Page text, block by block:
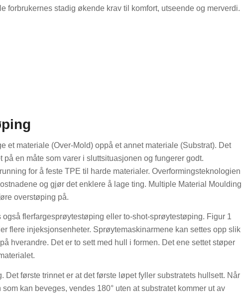
forbrukernes stadig økende krav til komfort, utseende og merverdi.
et materiale (Over-Mold) oppå et annet materiale (Substrat). Det
en måte som varer i sluttsituasjonen og fungerer godt.
for å feste TPE til harde materialer. Overformingsteknologien
og gjør det enklere å lage ting. Multiple Material Moulding
overstøping på.
flerfargesprøytestøping eller to-shot-sprøytestøping. Figur 1
flere injeksjonsenheter. Sprøytemaskinarmene kan settes opp slik
hverandre. Det er to sett med hull i formen. Det ene settet støper
Det første trinnet er at det første løpet fyller substratets hullsett. Når
kan beveges, vendes 180° uten at substratet kommer ut av